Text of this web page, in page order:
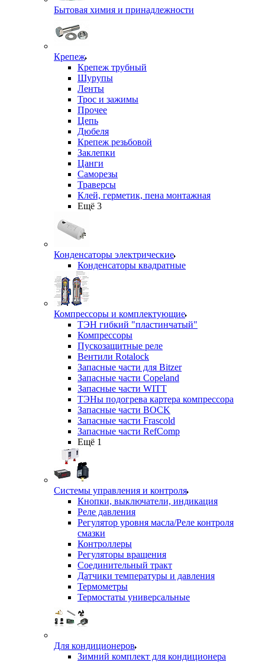
Бытовая химия и принадлежности
Крепеж
Крепеж трубный
Шурупы
Ленты
Трос и зажимы
Прочее
Цепь
Дюбеля
Крепеж резьбовой
Заклепки
Цанги
Саморезы
Траверсы
Клей, герметик, пена монтажная
Ещё 3
Конденсаторы электрические
Конденсаторы квадратные
Компрессоры и комплектующие
ТЭН гибкий "пластинчатый"
Компрессоры
Пускозащитные реле
Вентили Rotalock
Запасные части для Bitzer
Запасные части Copeland
Запасные части WITT
ТЭНы подогрева картера компрессора
Запасные части BOCK
Запасные части Frascold
Запасные части RefComp
Ещё 1
Системы управления и контроля
Кнопки, выключатели, индикация
Реле давления
Регулятор уровня масла/Реле контроля
смазки
Контроллеры
Регуляторы вращения
Соединительный тракт
Датчики температуры и давления
Термометры
Термостаты универсальные
Для кондиционеров
Зимний комплект для кондиционера